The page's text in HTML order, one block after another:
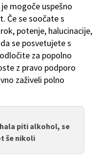
mogoče uspešno
Če se soočate s
potenje, halucinacije,
se posvetujete s
za popolno
z pravo podporo
zaživeli polno
piti alkohol, se
še nikoli